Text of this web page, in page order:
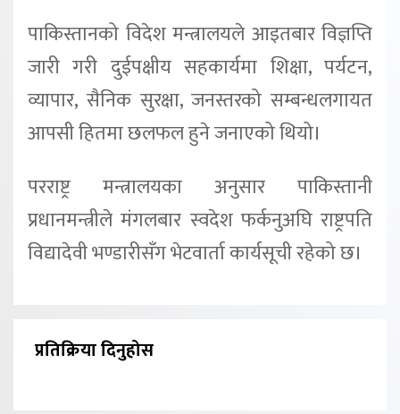
पाकिस्तानको विदेश मन्त्रालयले आइतबार विज्ञप्ति
जारी गरी दुईपक्षीय सहकार्यमा शिक्षा, पर्यटन,
व्यापार, सैनिक सुरक्षा, जनस्तरको सम्बन्धलगायत
आपसी हितमा छलफल हुने जनाएको थियो।
परराष्ट्र मन्त्रालयका अनुसार पाकिस्तानी
प्रधानमन्त्रीले मंगलबार स्वदेश फर्कनुअघि राष्ट्रपति
विद्यादेवी भण्डारीसँग भेटवार्ता कार्यसूची रहेको छ।
प्रतिक्रिया दिनुहोस